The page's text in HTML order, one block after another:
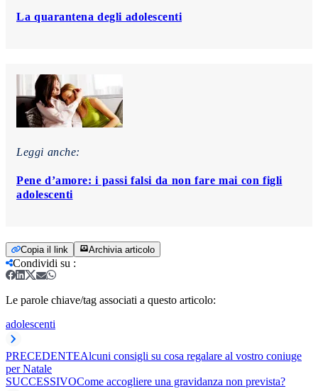
La quarantena degli adolescenti
Leggi anche:
Pene d’amore: i passi falsi da non fare mai con figli
adolescenti
Copia il link Archivia articolo
Condividi su :
Le parole chiave/tag associati a questo articolo:
adolescenti
PRECEDENTEAlcuni consigli su cosa regalare al vostro coniuge
per Natale
SUCCESSIVOCome accogliere una gravidanza non prevista?